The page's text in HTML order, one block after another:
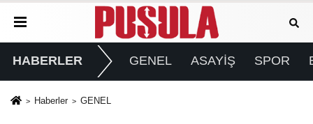
HABERLER GENEL ASAYİŞ SPOR
Haberler GENEL